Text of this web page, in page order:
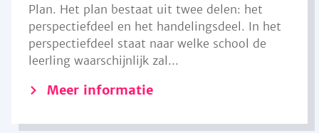
Plan. Het plan bestaat uit twee delen: het
perspectiefdeel en het handelingsdeel. In het
perspectiefdeel staat naar welke school de
leerling waarschijnlijk zal...
Meer informatie